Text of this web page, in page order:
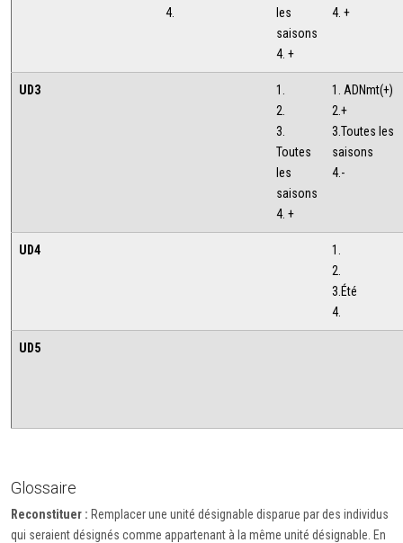
4.
les
saisons
4. +
4. +
UD3
1.
2.
3.
Toutes
les
saisons
4. +
1. ADNmt(+)
2.+
3.Toutes les
saisons
4.-
UD4
1.
2.
3.Été
4.
UD5
Glossaire
Reconstituer : Remplacer une unité désignable disparue par des individus
qui seraient désignés comme appartenant à la même unité désignable. En